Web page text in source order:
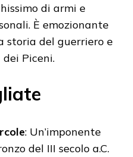
di armi e
È emozionante
storia del guerriero e
Piceni.
: Un’imponente
del III secolo a.C.